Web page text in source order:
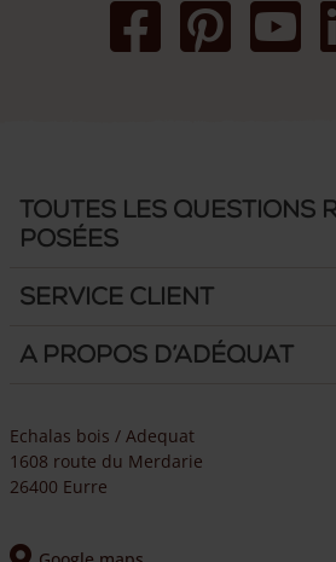
Toutes les questions
posées
Service client
A propos d’Adéquat
Echalas bois / Adequat
1608 route du Merdarie
26400 Eurre